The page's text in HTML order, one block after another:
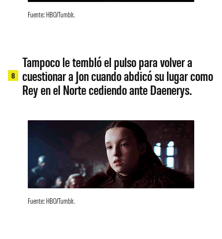
Fuente: HBO/Tumblr.
8
Tampoco le tembló el pulso para volver a
cuestionar a Jon cuando abdicó su lugar como
Rey en el Norte cediendo ante Daenerys.
Fuente: HBO/Tumblr.